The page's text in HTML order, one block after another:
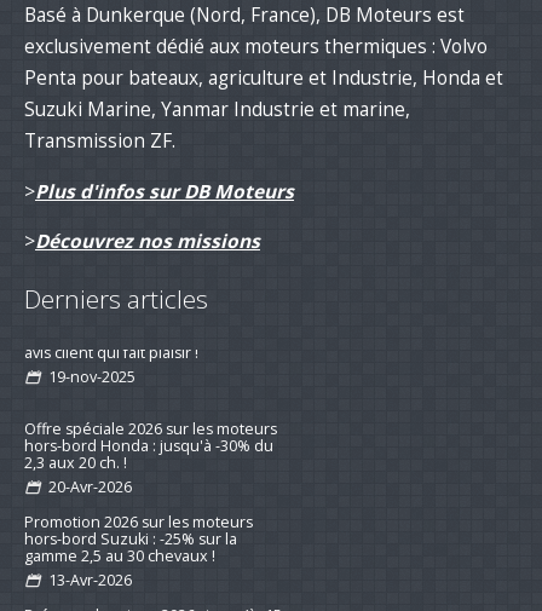
Basé à Dunkerque (Nord, France), DB Moteurs est
exclusivement dédié aux moteurs thermiques : Volvo
Penta pour bateaux, agriculture et Industrie, Honda et
Suzuki Marine, Yanmar Industrie et marine,
Transmission ZF.
>Plus d'infos sur DB Moteurs
>Découvrez nos missions
Derniers articles
Remotorisation d'un voilier suivi d'un
avis client qui fait plaisir !
Offre spéciale 2026 sur les moteurs
hors-bord Honda : jusqu'à -30% du
2,3 aux 20 ch. !
Promotion 2026 sur les moteurs
hors-bord Suzuki : -25% sur la
gamme 2,5 au 30 chevaux !